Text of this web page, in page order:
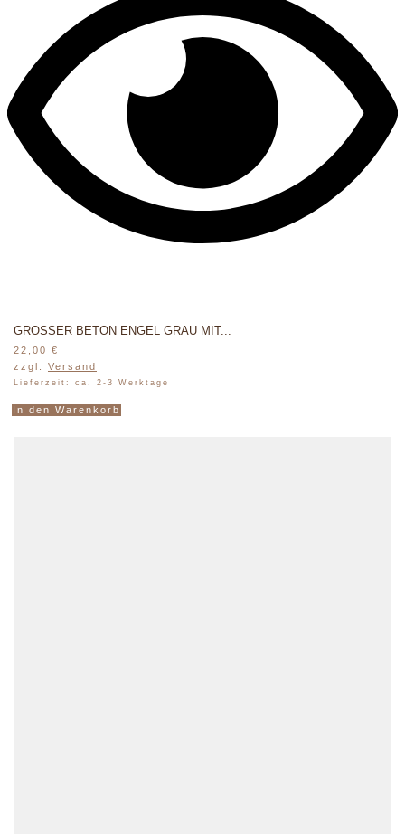
GROSSER BETON ENGEL GRAU MIT...
22,00 €
zzgl. Versand
Lieferzeit: ca. 2-3 Werktage
In den Warenkorb